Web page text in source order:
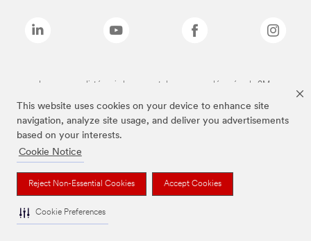
This website uses cookies on your device to enhance site
navigation, analyze site usage, and deliver you advertisements
based on your interests.
Cookie Notice
Reject Non-Essential Cookies Accept Cookies
Cookie Preferences
Les marques listées ci-dessus sont des marques déposées de 3M.